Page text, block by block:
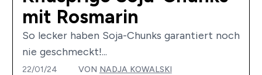
mit Rosmarin
So lecker haben Soja-Chunks garantiert noch
nie geschmeckt!...
22/01/24 VON NADJA KOWALSKI